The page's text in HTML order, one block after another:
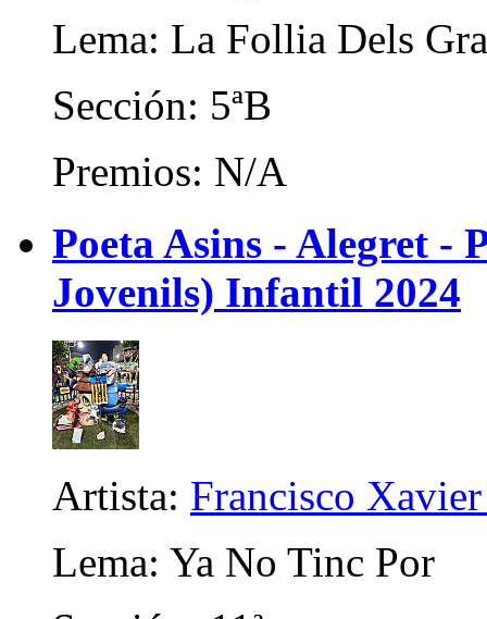
Lema: La Follia Dels
Sección: 5ªB
Premios: N/A
Poeta Asins - Alegret -
Jovenils) Infantil 2024
Artista: Francisco
Lema: Ya No Tinc Por